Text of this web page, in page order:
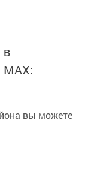
в
MАХ:
вы можете